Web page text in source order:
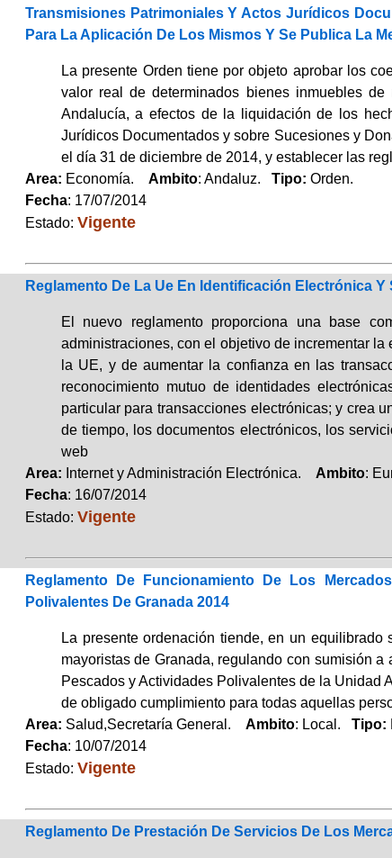
Transmisiones Patrimoniales Y Actos Jurídicos
Para La Aplicación De Los Mismos Y Se Publica La
La presente Orden tiene por objeto aprobar los
valor real de determinados bienes inmuebles
Andalucía, a efectos de la liquidación de los
Jurídicos Documentados y sobre Sucesiones y
el día 31 de diciembre de 2014, y establecer las
Area: Economía. Ambito: Andaluz. Tipo: Orden.
Fecha: 17/07/2014
Estado: Vigente
Reglamento De La Ue En Identificación Electrónica
El nuevo reglamento proporciona una base
administraciones, con el objetivo de incrementar
la UE, y de aumentar la confianza en las
reconocimiento mutuo de identidades
particular para transacciones electrónicas; y crea
de tiempo, los documentos electrónicos, los
web
Area: Internet y Administración Electrónica. Ambito:
Fecha: 16/07/2014
Estado: Vigente
Reglamento De Funcionamiento De Los
Polivalentes De Granada 2014
La presente ordenación tiende, en un
mayoristas de Granada, regulando con sumisión
Pescados y Actividades Polivalentes de la Unidad
de obligado cumplimiento para todas aquellas
Area: Salud,Secretaría General. Ambito: Local. Tipo:
Fecha: 10/07/2014
Estado: Vigente
Reglamento De Prestación De Servicios De Los